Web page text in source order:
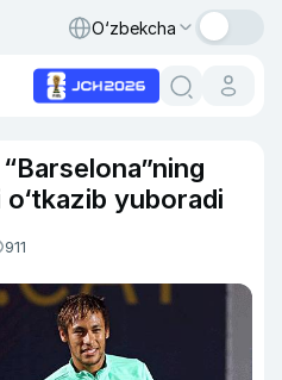
O‘zbekcha
yuboradi
911